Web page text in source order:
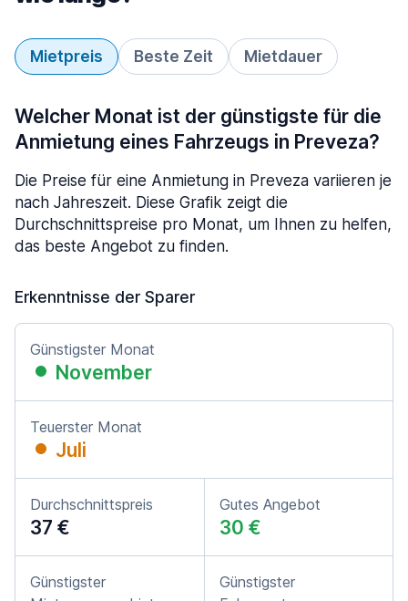
Mietpreis Beste Zeit Mietdauer
Welcher Monat ist der günstigste für die
Anmietung eines Fahrzeugs in Preveza?
Die Preise für eine Anmietung in Preveza variieren je
nach Jahreszeit. Diese Grafik zeigt die
Durchschnittspreise pro Monat, um Ihnen zu helfen,
das beste Angebot zu finden.
Erkenntnisse der Sparer
Günstigster Monat
November
Teuerster Monat
Juli
Durchschnittspreis
37 €
Gutes Angebot
30 €
Günstigster
Günstigster